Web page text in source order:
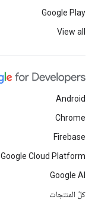
Google Play
View all
Android
Chrome
Firebase
Google Cloud Platform
Google AI
كلّ المنتجات